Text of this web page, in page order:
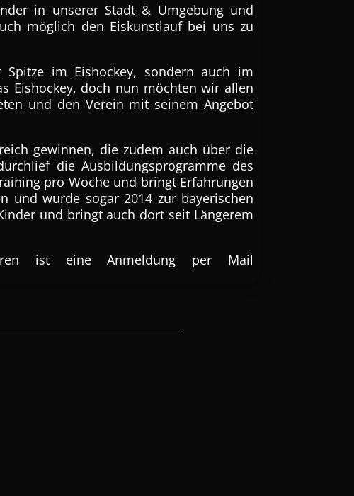
in unserer Stadt & Umgebung und
möglich den Eiskunstlauf bei uns zu
im Eishockey, sondern auch im
Eishockey, doch nun möchten wir allen
und den Verein mit seinem Angebot
gewinnen, die zudem auch über die
die Ausbildungsprogramme des
pro Woche und bringt Erfahrungen
und wurde sogar 2014 zur bayerischen
und bringt auch dort seit Längerem
ist eine Anmeldung per Mail